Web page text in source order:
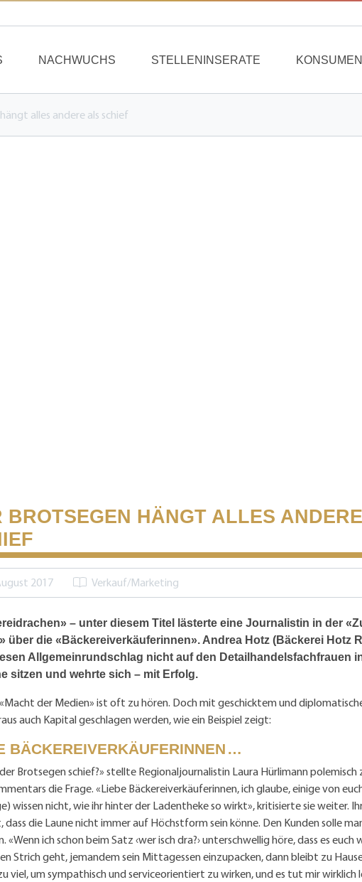
NACHWUCHS STELLENINSERATE
alles andere als schief
BROTSEGEN HÄNGT ALLES
2017 Verkauf/Marketing
– unter diesem Titel lästerte eine Journalistin in der
über die «Bäckereiverkäuferinnen». Andrea Hotz (Bäckerei Hotz
Allgemeinrundschlag nicht auf den Detailhandelsfachfrauen
sitzen und wehrte sich – mit Erfolg.
der Medien» ist oft zu hören. Doch mit geschicktem und
auch Kapital geschlagen werden, wie ein Beispiel zeigt:
BÄCKEREIVERKÄUFERINNEN …
Brotsegen schief?» stellte Regionaljournalistin Laura Hürlimann polemisch
die Frage. «Liebe Bäckereiverkäuferinnen, ich glaube, einige von
wissen nicht, wie ihr hinter der Ladentheke so wirkt», kritisierte sie weiter.
dass die Laune nicht immer auf Höchstform sein könne. Den Kunden solle
«Wenn ich schon beim Satz ‹wer isch dra?› unterschwellig höre, dass es euch
Strich geht, jemandem sein Mittagessen einzupacken, dann bleibt zu
viel, um sympathisch und serviceorientiert zu wirken, und es tut mir wirklich